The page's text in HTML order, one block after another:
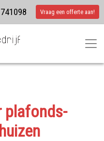
Vraag een offerte aan!
plafonds-